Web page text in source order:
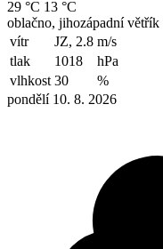
29 °C 13 °C
oblačno, jihozápadní větřík
vítr
JZ, 2.8 m/s
tlak
1018
hPa
vlhkost 30
%
pondělí 10. 8. 2026